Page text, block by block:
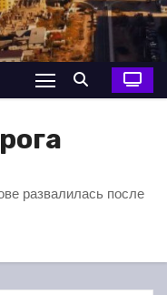
развалилась после